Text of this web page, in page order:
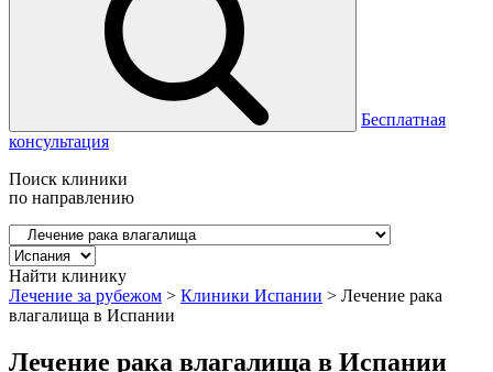
Бесплатная
консультация
Поиск клиники
по направлению
Найти клинику
Лечение за рубежом > Клиники Испании > Лечение рака
влагалища в Испании
Лечение рака влагалища в Испании